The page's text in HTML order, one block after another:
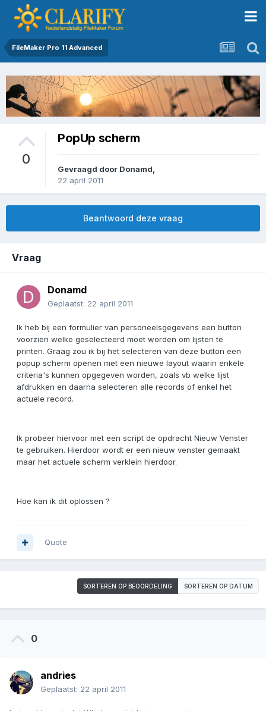
FileMaker Pro 11 Advanced
0
PopUp scherm
Gevraagd door Donamd
22 april 2011
Beantwoord deze vraag
Vraag
Donamd
Geplaatst: 22 april 2011
Ik heb bij een formulier van personeelsgegevens een button
voorzien welke geselecteerd moet worden om lijsten te
printen. Graag zou ik bij het selecteren van deze button een
popup scherm openen met een nieuwe layout waarin enkele
criteria's kunnen opgegeven worden, zoals vb welke lijst
afdrukken en daarna selecteren alle records of enkel het
actuele record.
Ik probeer hiervoor met een script de opdracht Nieuw Venster
te gebruiken. Hierdoor wordt er een nieuw venster gemaakt
maar het actuele scherm verklein hierdoor.
Hoe kan ik dit oplossen ?
Quote
SORTEREN OP BEOORDELING SORTEREN OP DATUM
0
andries
Geplaatst: 22 april 2011